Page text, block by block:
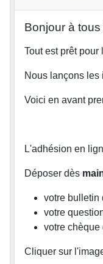
Bonjour à
Tout est prêt
Nous lançons les
Voici en avant
L'adhésion en
Déposer dès
votre bulletin
votre
votre chèque
Cliquer sur